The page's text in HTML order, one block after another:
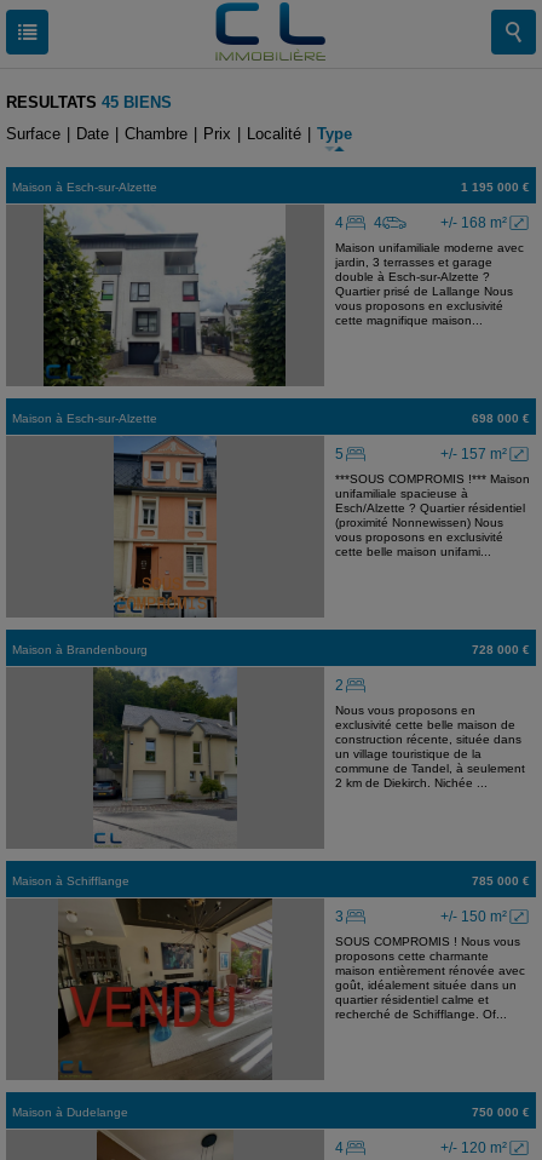
RESULTATS 45 BIENS
Surface
Date Chambre Prix Localité Type
Maison à Esch-sur-Alzette 1 195 000 €
+/- 168 m²
4 4
Maison unifamiliale moderne avec
jardin, 3 terrasses et garage
double à Esch-sur-Alzette ?
Quartier prisé de Lallange Nous
vous proposons en exclusivité
cette magnifique maison...
Maison à Esch-sur-Alzette 698 000 €
+/- 157 m²
5
***SOUS COMPROMIS !*** Maison
unifamiliale spacieuse à
Esch/Alzette ? Quartier résidentiel
(proximité Nonnewissen) Nous
vous proposons en exclusivité
cette belle maison unifami...
Maison à Brandenbourg 728 000 €
2
Nous vous proposons en
exclusivité cette belle maison de
construction récente, située dans
un village touristique de la
commune de Tandel, à seulement
2 km de Diekirch. Nichée ...
Maison à Schifflange 785 000 €
+/- 150 m²
3
SOUS COMPROMIS ! Nous vous
proposons cette charmante
maison entièrement rénovée avec
goût, idéalement située dans un
quartier résidentiel calme et
recherché de Schifflange. Of...
Maison à Dudelange 750 000 €
+/- 120 m²
4